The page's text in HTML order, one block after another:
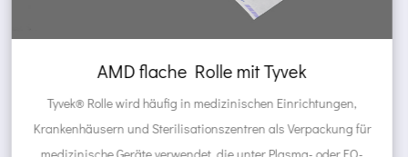
für
EO-
AMD selbstversiegelte Beutel aus
Tyvek ® Beutel werden häufig in medizinischen Einrichtungen,
Krankenhäusern und Sterilisationszentren als
von medizinischen Geräten eingesetzt, die unter